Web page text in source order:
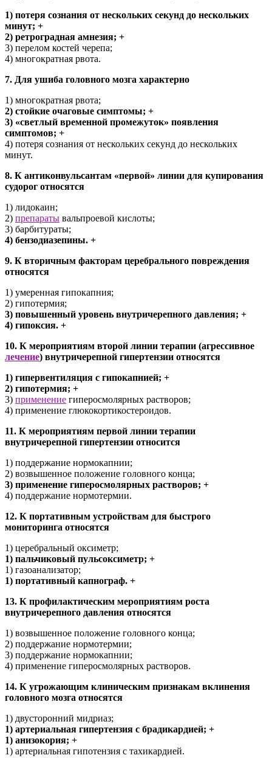
1) потеря сознания от нескольких секунд до нескольких
минут; +
2) ретроградная амнезия; +
3) перелом костей черепа;
4) многократная рвота.
7. Для ушиба головного мозга характерно
1) многократная рвота;
2) стойкие очаговые симптомы; +
3) «светлый временной промежуток» появления
симптомов; +
4) потеря сознания от нескольких секунд до нескольких
минут.
8. К антиконвульсантам «первой» линии для купирования
судорог относятся
1) лидокаин;
2) препараты вальпроевой кислоты;
3) барбитураты;
4) бензодиазепины. +
9. К вторичным факторам церебрального повреждения
относятся
1) умеренная гипокапния;
2) гипотермия;
3) повышенный уровень внутричерепного давления; +
4) гипоксия. +
10. К мероприятиям второй линии терапии (агрессивное
лечение) внутричерепной гипертензии относятся
1) гипервентиляция с гипокапнией; +
2) гипотермия; +
3) применение гиперосмолярных растворов;
4) применение глюкокортикостероидов.
11. К мероприятиям первой линии терапии
внутричерепной гипертензии относится
1) поддержание нормокапнии;
2) возвышенное положение головного конца;
3) применение гиперосмолярных растворов; +
4) поддержание нормотермии.
12. К портативным устройствам для быстрого
мониторинга относятся
1) церебральный оксиметр;
1) пальчиковый пульсоксиметр; +
1) газоанализатор;
1) портативный капнограф. +
13. К профилактическим мероприятиям роста
внутричерепного давления относятся
1) возвышенное положение головного конца;
2) поддержание нормотермии;
3) поддержание нормокапнии;
4) применение гиперосмолярных растворов.
14. К угрожающим клиническим признакам вклинения
головного мозга относятся
1) двусторонний мидриаз;
1) артериальная гипертензия с брадикардией; +
1) анизокория; +
1) артериальная гипотензия с тахикардией.